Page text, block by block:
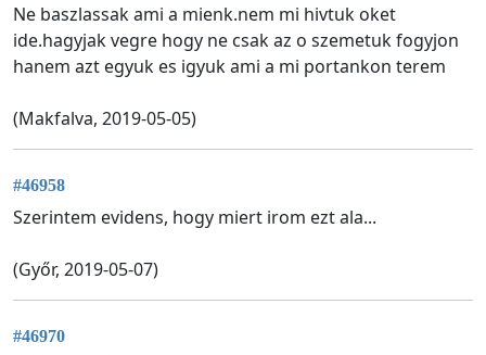
Ne baszlassak ami a mienk.nem mi hivtuk oket
ide.hagyjak vegre hogy ne csak az o szemetuk fogyjon
hanem azt egyuk es igyuk ami a mi portankon terem
(Makfalva, 2019-05-05)
#46958
Szerintem evidens, hogy miert irom ezt ala...
(Győr, 2019-05-07)
#46970